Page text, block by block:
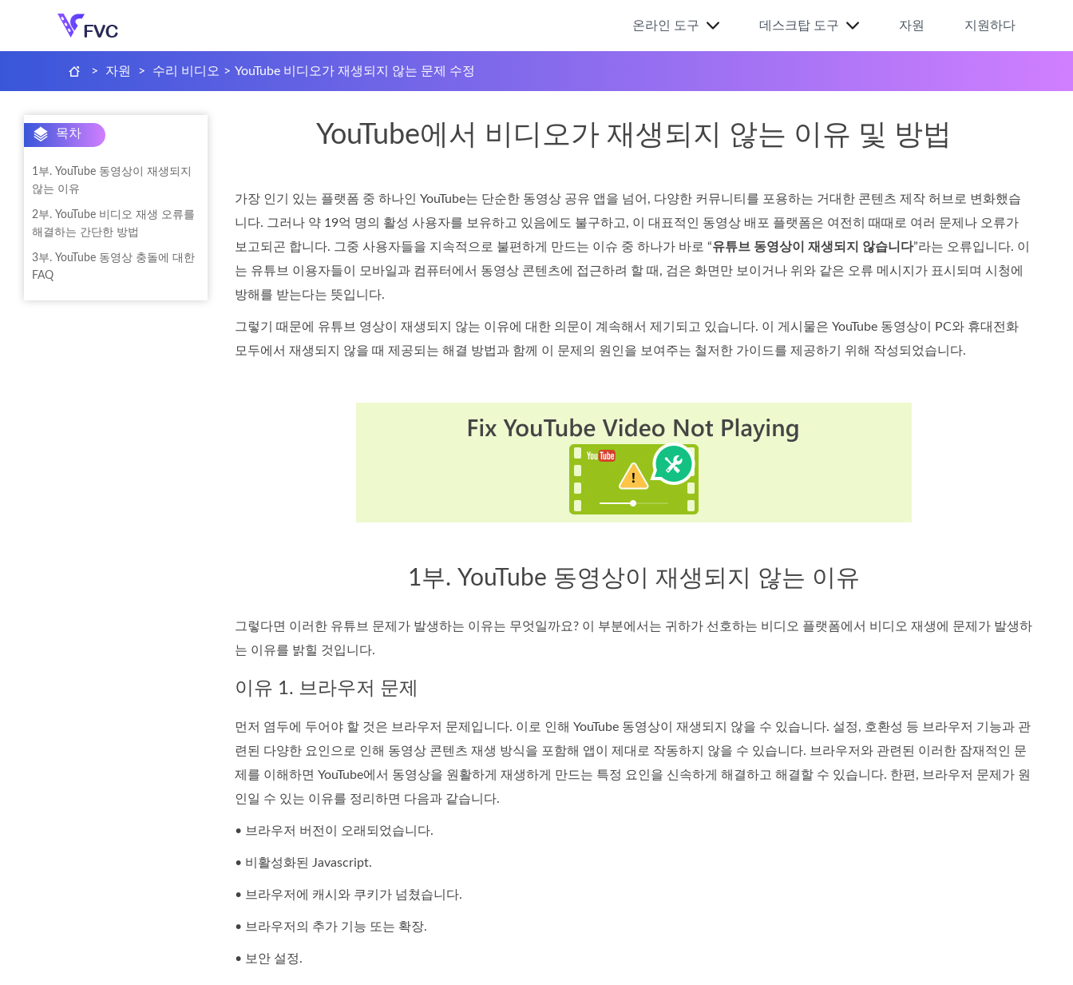
온라인 도구 데스크탑 도구 자원 지원하다
> 자원 > 수리 비디오 > YouTube 비디오가 재생되지 않는 문제 수정
목차
1부. YouTube 동영상이 재생되지
않는 이유
2부. YouTube 비디오 재생 오류를
해결하는 간단한 방법
3부. YouTube 동영상 충돌에 대한
FAQ
YouTube에서 비디오가 재생되지 않는 이유 및 방법
가장 인기 있는 플랫폼 중 하나인 YouTube는 단순한 동영상 공유 앱을 넘어, 다양한 커뮤니티를 포용하는 거대한 콘텐츠 제작 허브로 변화했습
니다. 그러나 약 19억 명의 활성 사용자를 보유하고 있음에도 불구하고, 이 대표적인 동영상 배포 플랫폼은 여전히 때때로 여러 문제나 오류가
보고되곤 합니다. 그중 사용자들을 지속적으로 불편하게 만드는 이슈 중 하나가 바로 “유튜브 동영상이 재생되지 않습니다”라는 오류입니다. 이
는 유튜브 이용자들이 모바일과 컴퓨터에서 동영상 콘텐츠에 접근하려 할 때, 검은 화면만 보이거나 위와 같은 오류 메시지가 표시되며 시청에
방해를 받는다는 뜻입니다.
그렇기 때문에 유튜브 영상이 재생되지 않는 이유에 대한 의문이 계속해서 제기되고 있습니다. 이 게시물은 YouTube 동영상이 PC와 휴대전화
모두에서 재생되지 않을 때 제공되는 해결 방법과 함께 이 문제의 원인을 보여주는 철저한 가이드를 제공하기 위해 작성되었습니다.
1부. YouTube 동영상이 재생되지 않는 이유
그렇다면 이러한 유튜브 문제가 발생하는 이유는 무엇일까요? 이 부분에서는 귀하가 선호하는 비디오 플랫폼에서 비디오 재생에 문제가 발생하
는 이유를 밝힐 것입니다.
이유 1. 브라우저 문제
먼저 염두에 두어야 할 것은 브라우저 문제입니다. 이로 인해 YouTube 동영상이 재생되지 않을 수 있습니다. 설정, 호환성 등 브라우저 기능과 관
련된 다양한 요인으로 인해 동영상 콘텐츠 재생 방식을 포함해 앱이 제대로 작동하지 않을 수 있습니다. 브라우저와 관련된 이러한 잠재적인 문
제를 이해하면 YouTube에서 동영상을 원활하게 재생하게 만드는 특정 요인을 신속하게 해결하고 해결할 수 있습니다. 한편, 브라우저 문제가 원
인일 수 있는 이유를 정리하면 다음과 같습니다.
• 브라우저 버전이 오래되었습니다.
• 비활성화된 Javascript.
• 브라우저에 캐시와 쿠키가 넘쳤습니다.
• 브라우저의 추가 기능 또는 확장.
• 보안 설정.